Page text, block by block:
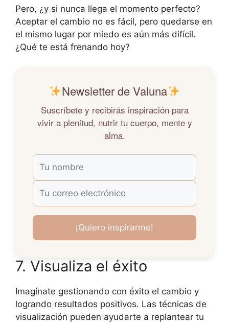
Pero, ¿y si nunca llega el momento perfecto?
Aceptar el cambio no es fácil, pero quedarse en
el mismo lugar por miedo es aún más difícil.
¿Qué te está frenando hoy?
Newsletter de Valuna
Suscríbete y recibirás inspiración para
vivir a plenitud, nutrir tu cuerpo, mente y
alma.
7. Visualiza el éxito
Imagínate gestionando con éxito el cambio y
logrando resultados positivos. Las técnicas de
visualización pueden ayudarte a replantear tu